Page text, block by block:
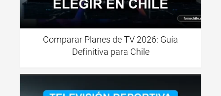
Comparar Planes de TV 2026: Guía
Definitiva para Chile